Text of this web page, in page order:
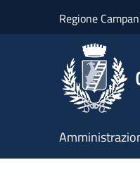
Regione